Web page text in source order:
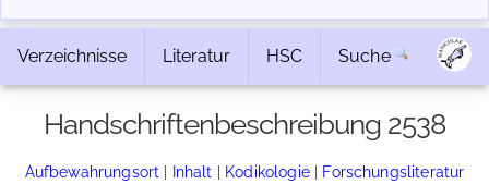
Verzeichnisse Literatur HSC Suche
Handschriftenbeschreibung 2538
Aufbewahrungsort | Inhalt | Kodikologie| Forschungsliteratur